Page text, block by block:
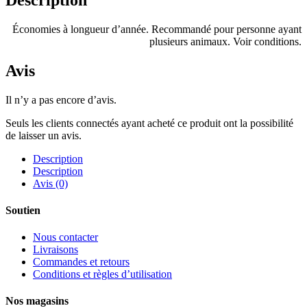
Économies à longueur d’année. Recommandé pour personne ayant
plusieurs animaux. Voir conditions.
Avis
Il n’y a pas encore d’avis.
Seuls les clients connectés ayant acheté ce produit ont la possibilité
de laisser un avis.
Description
Description
Avis (0)
Soutien
Nous contacter
Livraisons
Commandes et retours
Conditions et règles d’utilisation
Nos magasins